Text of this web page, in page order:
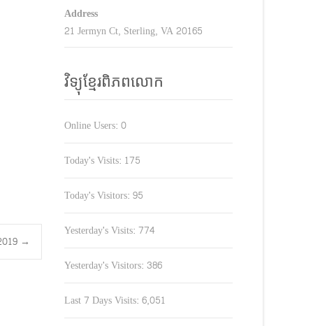
→
Address
21 Jermyn Ct, Sterling, VA 20165
វិទ្យុខ្មែរពិភពលោក
Online Users: 0
Today's Visits: 175
Today's Visitors: 95
Yesterday's Visits: 774
Yesterday's Visitors: 386
Last 7 Days Visits: 6,051